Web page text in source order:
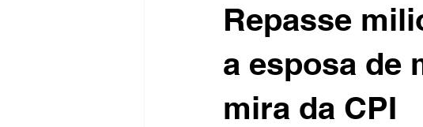
Repasse
a esposa de
mira da CPI